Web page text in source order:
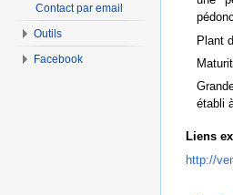
Plant
établi
Liens
http://
Contact par email
Outils
Facebook